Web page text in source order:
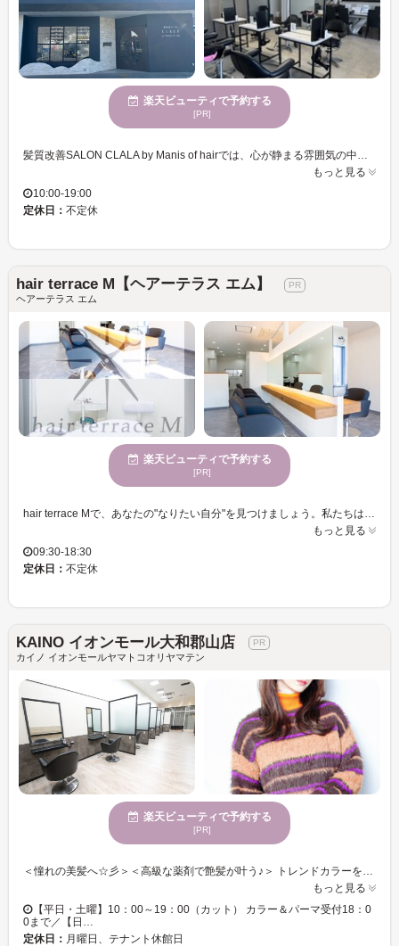
楽天ビューティで予約する
[PR]
髪質改善SALON CLALA by Manis of hairでは、心が静まる雰囲気の中で、自分の髪に自信を取り戻すお手伝いをしています。ダメージや加齢で悩む髪に独自のトリートメントを施し、しなやかで潤いのある美しい髪へと導きます。女性に人気があり、丁寧なカウンセリングを通じ、理想のスタイルを実現可能に。スタイリングしやすい髪型を提供することで、毎日のセルフケアも楽に。駐車場やクレジットカードといった便利な設備も揃っており、気軽にご利用いただけます。あなたの髪の可能性を引き出し、より魅力的に変身するお手伝いをぜひお任せください。
もっと見る
10:00-19:00
定休日： 不定休
hair terrace M【ヘアーテラス エム】
ヘアーテラス エム
楽天ビューティで予約する
[PR]
もっと見る
09:30-18:30
定休日： 不定休
KAINO イオンモール大和郡山店
カイノ イオンモールヤマトコオリヤマテン
楽天ビューティで予約する
[PR]
もっと見る
【平日・土曜】10：00～19：00（カット） カラー＆パーマ受付18：0
0まで／【日…
定休日： 月曜日、テナント休館日